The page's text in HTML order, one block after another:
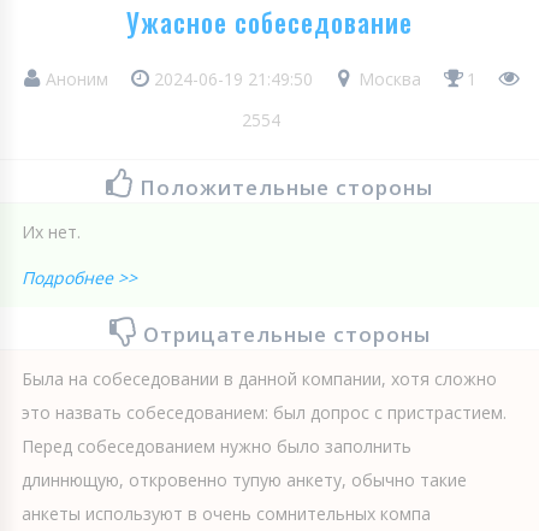
Ужасное собеседование
Аноним 2024-06-19 21:49:50 Москва
1
2554
Положительные стороны
Их нет.
Подробнее >>
Отрицательные стороны
Была на собеседовании в данной компании, хотя сложно
это назвать собеседованием: был допрос с пристрастием.
Перед собеседованием нужно было заполнить
длиннющую, откровенно тупую анкету, обычно такие
анкеты используют в очень сомнительных компа